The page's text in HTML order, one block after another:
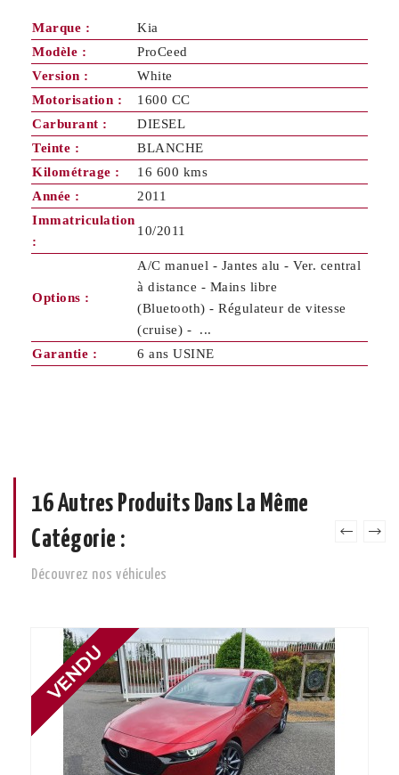
Marque :
Kia
Modèle :
ProCeed
Version :
White
Motorisation :
1600 CC
Carburant :
DIESEL
Teinte :
BLANCHE
Kilométrage :
16 600 kms
Année :
2011
Immatriculation
:
10/2011
Options :
A/C manuel - Jantes alu - Ver. central
à distance - Mains libre
(Bluetooth) - Régulateur de vitesse
(cruise) - ...
Garantie :
6 ans USINE
16 Autres Produits Dans La Même
Catégorie :
Découvrez nos véhicules